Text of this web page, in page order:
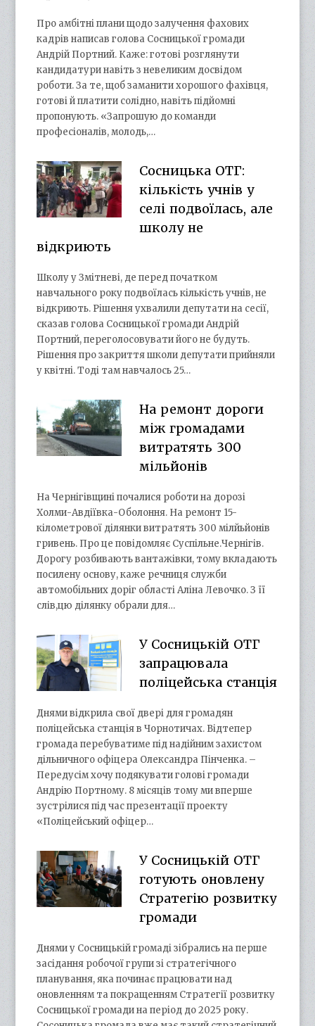
Про амбітні плани щодо залучення фахових
кадрів написав голова Сосницької громади
Андрій Портний. Каже: готові розглянути
кандидатури навіть з невеликим досвідом
роботи. За те, щоб заманити хорошого фахівця,
готові й платити солідно, навіть підйомні
пропонують. «Запрошую до команди
професіоналів, молодь,…
Сосницька ОТГ:
кількість учнів у
селі подвоїлась, але
школу не
відкриють
Школу у Змітневі, де перед початком
навчального року подвоїлась кількість учнів, не
відкриють. Рішення ухвалили депутати на сесії,
сказав голова Сосницької громади Андрій
Портний, переголосовувати його не будуть.
Рішення про закриття школи депутати прийняли
у квітні. Тоді там навчалось 25…
На ремонт дороги
між громадами
витратять 300
мільйонів
На Чернігівщині почалися роботи на дорозі
Холми-Авдіївка-Оболоння. На ремонт 15-
кілометрової ділянки витратять 300 мілйьйонів
гривень. Про це повідомляє Суспільне.Чернігів.
Дорогу розбивають вантажівки, тому вкладають
посилену основу, каже речниця служби
автомобільних доріг області Аліна Левочко. З її
слів,цю ділянку обрали для…
У Сосницькій ОТГ
запрацювала
поліцейська станція
Днями відкрила свої двері для громадян
поліцейська станція в Чорнотичах. Відтепер
громада перебуватиме під надійним захистом
дільничного офіцера Олександра Пінченка. –
Передусім хочу подякувати голові громади
Андрію Портному. 8 місяців тому ми вперше
зустрілися під час презентації проекту
«Поліцейський офіцер…
У Сосницькій ОТГ
готують оновлену
Стратегію розвитку
громади
Днями у Сосницькій громаді зібрались на перше
засідання робочої групи зі стратегічного
планування, яка починає працювати над
оновленням та покращенням Стратегії розвитку
Сосницької громади на період до 2025 року.